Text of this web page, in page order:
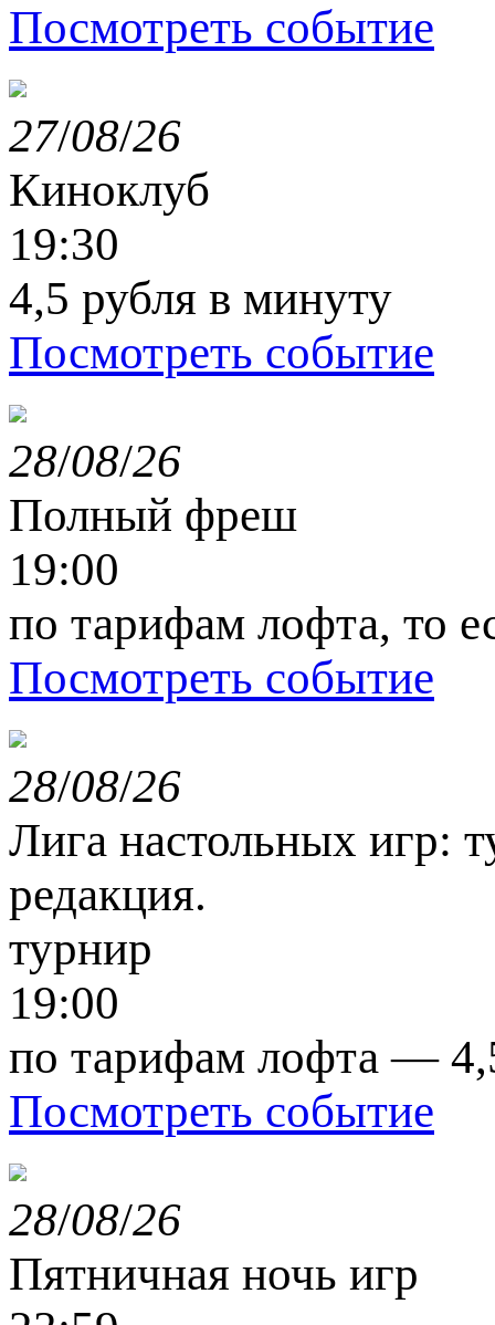
Посмотреть событие
27/08/26
Киноклуб
19:30
4,5 рубля в минуту
Посмотреть событие
28/08/26
Полный фреш
19:00
по тарифам лофта, то
Посмотреть событие
28/08/26
Лига настольных игр:
редакция.
турнир
19:00
по тарифам лофта —
Посмотреть событие
28/08/26
Пятничная ночь игр